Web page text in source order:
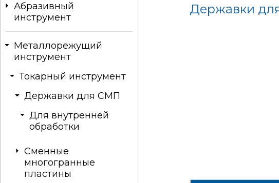
Абразивный
инструмент
Металлорежущий
инструмент
Токарный инструмент
Державки для СМП
Для внутренней
обработки
Сменные
многогранные
пластины
Державки